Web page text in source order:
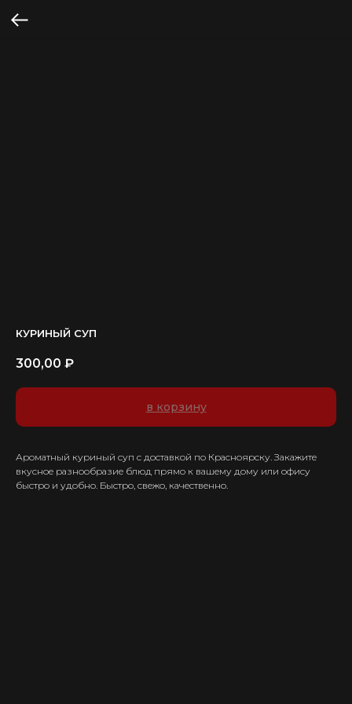
КУРИНЫЙ СУП
300,00 ₽
в корзину
Ароматный куриный суп с доставкой по Красноярску. Закажите
вкусное разнообразие блюд прямо к вашему дому или офису
быстро и удобно. Быстро, свежо, качественно.